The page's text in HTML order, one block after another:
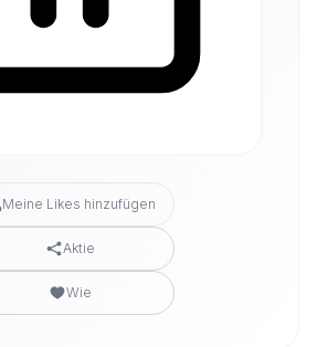
Meine Likes hinzufügen
Aktie
Wie